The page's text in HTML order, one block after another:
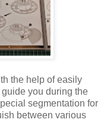
the help of easily
you during the
segmentation for
between various